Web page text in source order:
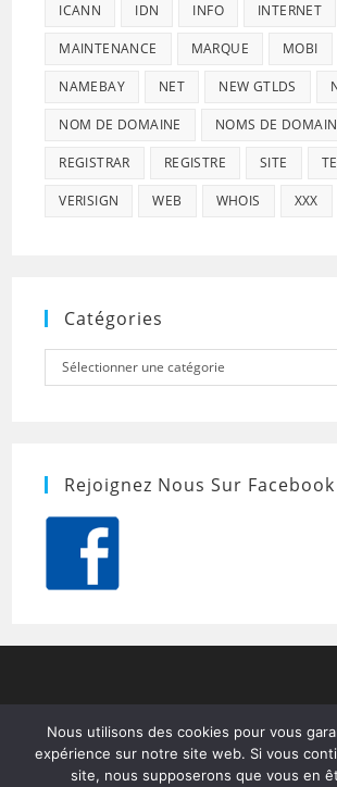
ICANN IDN INFO INTERNET
MAINTENANCE MARQUE MOBI
NAMEBAY NET NEW GTLDS
NOM DE DOMAINE NOMS DE
REGISTRAR REGISTRE SITE
VERISIGN WEB WHOIS XXX
Catégories
Catégories
Sélectionner une catégorie
Rejoignez Nous Sur Facebook
Nous utilisons des cookies pour vous
expérience sur notre site web. Si vous
site, nous supposerons que vous en